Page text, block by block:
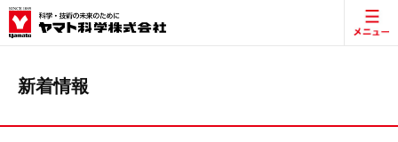
新着情報